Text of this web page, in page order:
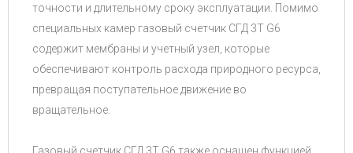
точности и длительному сроку эксплуатации. Помимо
специальных камер газовый счетчик СГД 3Т G6
содержит мембраны и учетный узел, которые
обеспечивают контроль расхода природного ресурса,
превращая поступательное движение во
вращательное.